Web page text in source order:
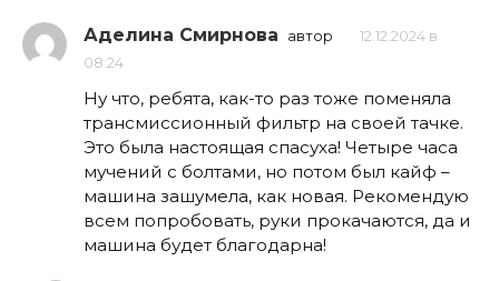
Аделина Смирнова автор
12.12.2024 в
08:24
Ну что, ребята, как-то раз тоже поменяла
трансмиссионный фильтр на своей тачке.
Это была настоящая спасуха! Четыре часа
мучений с болтами, но потом был кайф –
машина зашумела, как новая. Рекомендую
всем попробовать, руки прокачаются, да и
машина будет благодарна!